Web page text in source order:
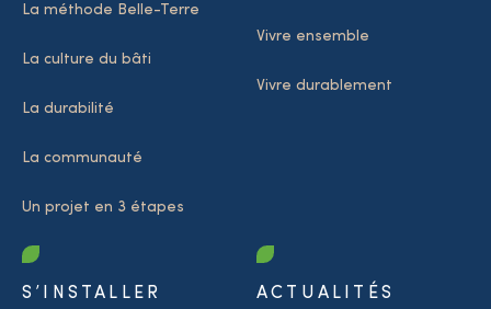
La méthode Belle-Terre
La culture du bâti
La durabilité
La communauté
Un projet en 3 étapes
Vivre ensemble
Vivre durablement
S’INSTALLER ACTUALITÉS